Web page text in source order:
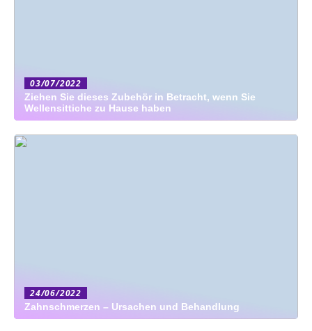
03/07/2022
Ziehen Sie dieses Zubehör in Betracht, wenn Sie
Wellensittiche zu Hause haben
24/06/2022
Zahnschmerzen – Ursachen und Behandlung